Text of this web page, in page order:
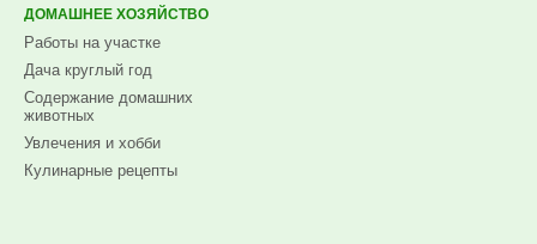
ДОМАШНЕЕ ХОЗЯЙСТВО
Работы на участке
Дача круглый год
Содержание домашних
животных
Увлечения и хобби
Кулинарные рецепты